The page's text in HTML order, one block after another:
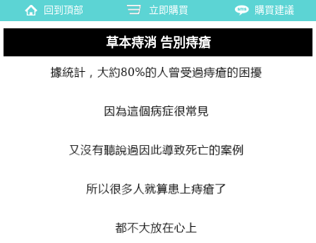
草本痔消 告別痔瘡
回到頂部 立即購買 購買建議